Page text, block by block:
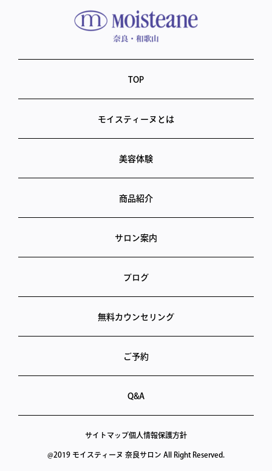
TOP
モイスティーヌとは
美容体験
商品紹介
サロン案内
ブログ
無料カウンセリング
ご予約
Q&A
サイトマップ個人情報保護方針
@2019 モイスティーヌ 奈良サロン All Right Reserved.